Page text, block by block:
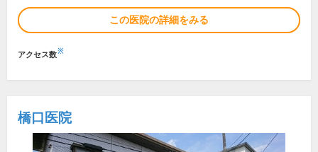
この医院の詳細をみる
アクセス数※
橋口医院